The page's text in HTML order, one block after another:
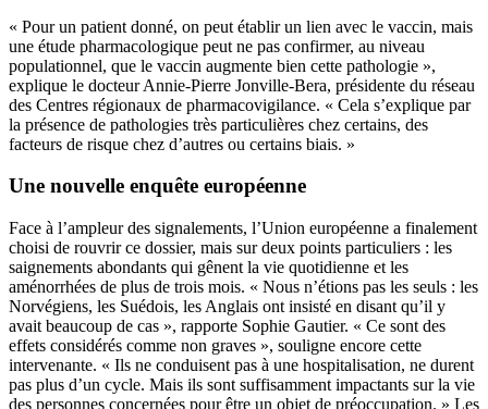
« Pour un patient donné, on peut établir un lien avec le vaccin, mais
une étude pharmacologique peut ne pas confirmer, au niveau
populationnel, que le vaccin augmente bien cette pathologie »,
explique le docteur Annie-Pierre Jonville-Bera, présidente du réseau
des Centres régionaux de pharmacovigilance. « Cela s’explique par
la présence de pathologies très particulières chez certains, des
facteurs de risque chez d’autres ou certains biais. »
Une nouvelle enquête européenne
Face à l’ampleur des signalements, l’Union européenne a finalement
choisi de rouvrir ce dossier, mais sur deux points particuliers : les
saignements abondants qui gênent la vie quotidienne et les
aménorrhées de plus de trois mois. « Nous n’étions pas les seuls : les
Norvégiens, les Suédois, les Anglais ont insisté en disant qu’il y
avait beaucoup de cas », rapporte Sophie Gautier. « Ce sont des
effets considérés comme non graves », souligne encore cette
intervenante. « Ils ne conduisent pas à une hospitalisation, ne durent
pas plus d’un cycle. Mais ils sont suffisamment impactants sur la vie
des personnes concernées pour être un objet de préoccupation. » Les